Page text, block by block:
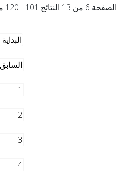
الصفحة 6 من 13 النتائج 101 - 120 من 241
البداية
السابق
1
2
3
4